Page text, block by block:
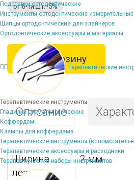
Подставки ортодонтические
Инструменты ортодонтические измерительные
Щипцы ортодонтические для элайнеров
Ортодонтические аксессуары и материалы
Терапевтические
Терапевтические инструменты
Гладилки стоматологические
Коффердам
Клампы для коффердама
Терапевтические инструменты
Терапевтические аксессуары и расходники
Терапевтические наборы инструментов
от 6-ти шт. -5%
В корзину
Описание
Ширина
лезвия:
2 мм